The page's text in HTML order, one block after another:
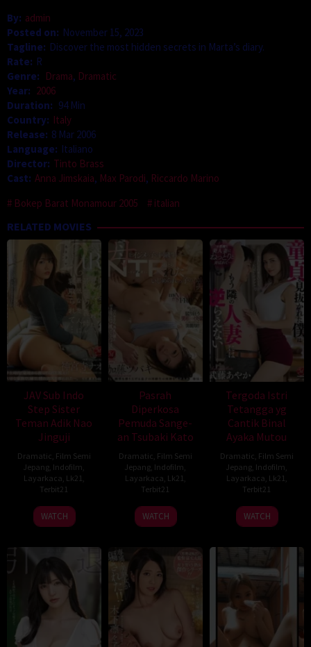
By: admin
Posted on: November 15, 2023
Tagline: Discover the most hidden secrets in Marta’s diary.
Rate: R
Genre: Drama, Dramatic
Year: 2006
Duration: 94 Min
Country: Italy
Release: 8 Mar 2006
Language: Italiano
Director: Tinto Brass
Cast: Anna Jimskaia, Max Parodi, Riccardo Marino
Bokep Barat Monamour 2005
italian
RELATED MOVIES
JAV Sub Indo
Step Sister
Teman Adik Nao
Jinguji
Dramatic Film Semi
Jepang Indofilm
Layarkaca Lk21
Terbit21
WATCH
Pasrah
Diperkosa
Pemuda Sange-
an Tsubaki Kato
Dramatic Film Semi
Jepang Indofilm
Layarkaca Lk21
Terbit21
WATCH
Tergoda Istri
Tetangga yg
Cantik Binal
Ayaka Mutou
Dramatic Film Semi
Jepang Indofilm
Layarkaca Lk21
Terbit21
WATCH